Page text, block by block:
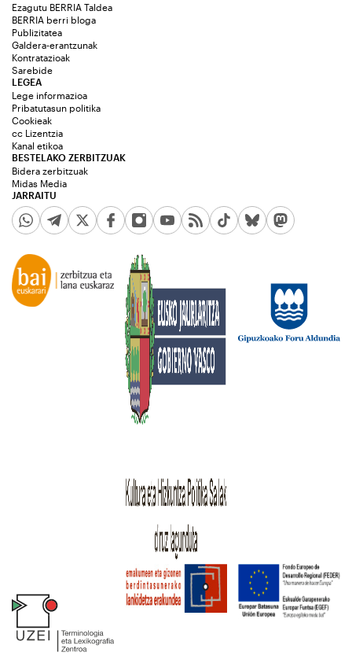
Ezagutu BERRIA Taldea
BERRIA berri bloga
Publizitatea
Galdera-erantzunak
Kontratazioak
Sarebide
JARRAITU
LEGEA
Lege informazioa
Pribatutasun politika
Cookieak
cc Lizentzia
Kanal etikoa
BESTELAKO ZERBITZUAK
Bidera zerbitzuak
Midas Media